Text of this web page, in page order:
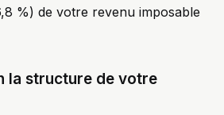
%) de votre revenu imposable
la structure de votre